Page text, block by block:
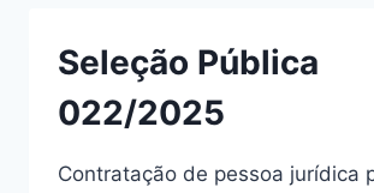
Seleção Pública
022/2025
Contratação de pessoa jurídica